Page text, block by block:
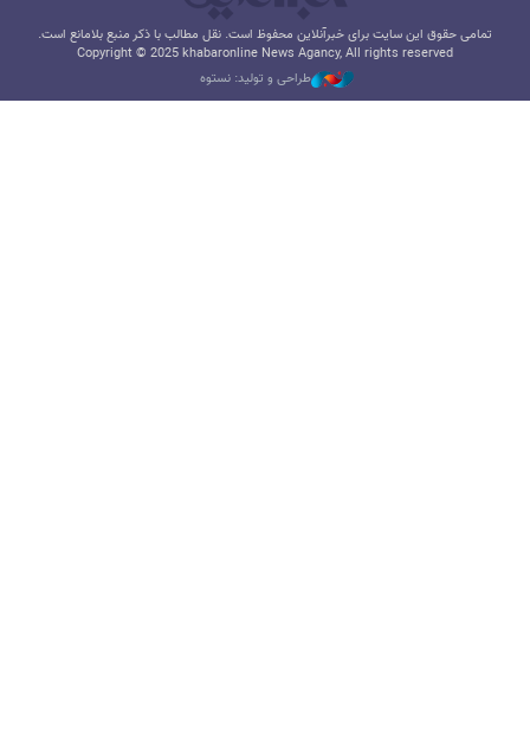
تمامی حقوق این سایت برای خبرآنلاین محفوظ است. نقل مطالب با ذکر منبع بلامانع است.
Copyright © 2025 khabaronline News Agancy, All rights reserved
طراحی و تولید: نستوه